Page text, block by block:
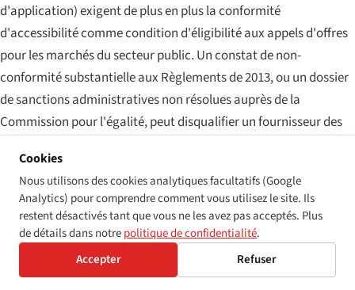
d'application) exigent de plus en plus la conformité
d'accessibilité comme condition d'éligibilité aux appels d'offres
pour les marchés du secteur public. Un constat de non-
conformité substantielle aux Règlements de 2013, ou un dossier
de sanctions administratives non résolues auprès de la
Commission pour l'égalité, peut disqualifier un fournisseur des
la disqualification dépasse fréquemment le montant de la
sanction sous-jacente d'un ordre de grandeur. Les régimes de
licences sectoriels — banque, télécommunications,
radiodiffusion — intègrent également la conformité
d'accessibilité comme condition de poursuite des opérations.
Cookies
Nous utilisons des cookies analytiques facultatifs (Google
Analytics) pour comprendre comment vous utilisez le site. Ils
restent désactivés tant que vous ne les avez pas acceptés. Plus
de détails dans notrepolitique de confidentialité.
Accepter
Refuser